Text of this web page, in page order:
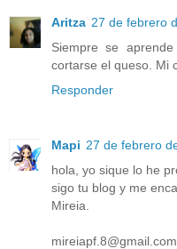
Aritza 27 de febrero
Siempre se
cortarse el queso. Mi
Responder
Mapi 27 de febrero
hola, yo sique lo he
sigo tu blog y me
Mireia.
mireiapf.8@gmail.com